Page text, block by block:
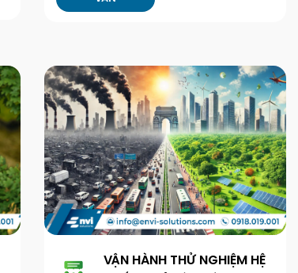
VẬN HÀNH THỬ NGHIỆM HỆ